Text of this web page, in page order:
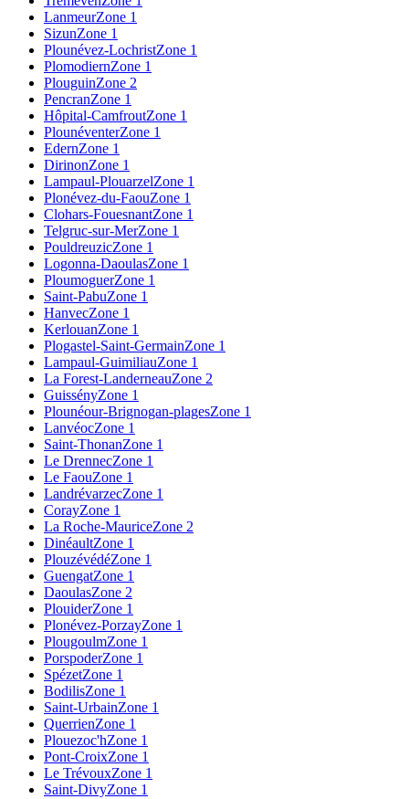
LanmeurZone 1
SizunZone 1
Plounévez-LochristZone 1
PlomodiernZone 1
PlouguinZone 2
PencranZone 1
Hôpital-CamfroutZone 1
PlounéventerZone 1
EdernZone 1
DirinonZone 1
Lampaul-PlouarzelZone 1
Plonévez-du-FaouZone 1
Clohars-FouesnantZone 1
Telgruc-sur-MerZone 1
PouldreuzicZone 1
Logonna-DaoulasZone 1
PloumoguerZone 1
Saint-PabuZone 1
HanvecZone 1
KerlouanZone 1
Plogastel-Saint-GermainZone 1
Lampaul-GuimiliauZone 1
La Forest-LanderneauZone 2
GuissényZone 1
Plounéour-Brignogan-plagesZone 1
LanvéocZone 1
Saint-ThonanZone 1
Le DrennecZone 1
Le FaouZone 1
LandrévarzecZone 1
CorayZone 1
La Roche-MauriceZone 2
DinéaultZone 1
PlouzévédéZone 1
GuengatZone 1
DaoulasZone 2
PlouiderZone 1
Plonévez-PorzayZone 1
PlougoulmZone 1
PorspoderZone 1
SpézetZone 1
BodilisZone 1
Saint-UrbainZone 1
QuerrienZone 1
Plouezoc'hZone 1
Pont-CroixZone 1
Le TrévouxZone 1
Saint-DivyZone 1